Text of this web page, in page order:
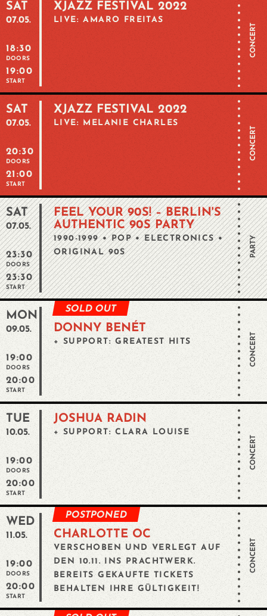
SAT
07.05.
18:30
DOORS
19:00
START
XJAZZ FESTIVAL 2022
LIVE: AMARO FREITAS
CONCERT
SAT
07.05.
20:30
DOORS
21:00
START
XJAZZ FESTIVAL 2022
LIVE: MELANIE CHARLES
CONCERT
SAT
07.05.
23:30
DOORS
23:30
START
FEEL YOUR 90S! – BERLIN'S
AUTHENTIC 90S PARTY
1990-1999 • POP • ELECTRONICS •
ORIGINAL 90S
PARTY
MON
09.05.
19:00
DOORS
20:00
START
SOLD OUT
DONNY BENÉT
+ SUPPORT: GREATEST HITS CONCERT
TUE
10.05.
19:00
DOORS
20:00
START
JOSHUA RADIN
+ SUPPORT: CLARA LOUISE
CONCERT
WED
11.05.
19:00
DOORS
20:00
START
POSTPONED
CHARLOTTE OC
VERSCHOBEN UND VERLEGT AUF
DEN 10.11. INS PRACHTWERK.
BEREITS GEKAUFTE TICKETS
BEHALTEN IHRE GÜLTIGKEIT!
CONCERT